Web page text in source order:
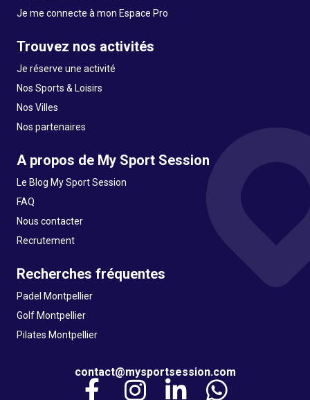
Je me connecte à mon Espace Pro
Trouvez nos activités
Je réserve une activité
Nos Sports & Loisirs
Nos Villes
Nos partenaires
A propos de My Sport Session
Le Blog My Sport Session
FAQ
Nous contacter
Recrutement
Recherches fréquentes
Padel Montpellier
Golf Montpellier
Pilates Montpellier
contact@mysportsession.com